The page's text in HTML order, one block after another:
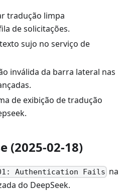
tradução limpa
de solicitações.
sujo no serviço de
inválida da barra lateral nas
de exibição de tradução
(2025-02-18)
Authentication Fails na
do DeepSeek.